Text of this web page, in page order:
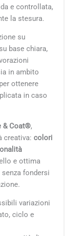
e controllata,
la stesura.
su
base chiara,
in ambito
ottenere
in caso
& Coat®,
creativa: colori
e ottima
fondersi
variazioni
ciclo e